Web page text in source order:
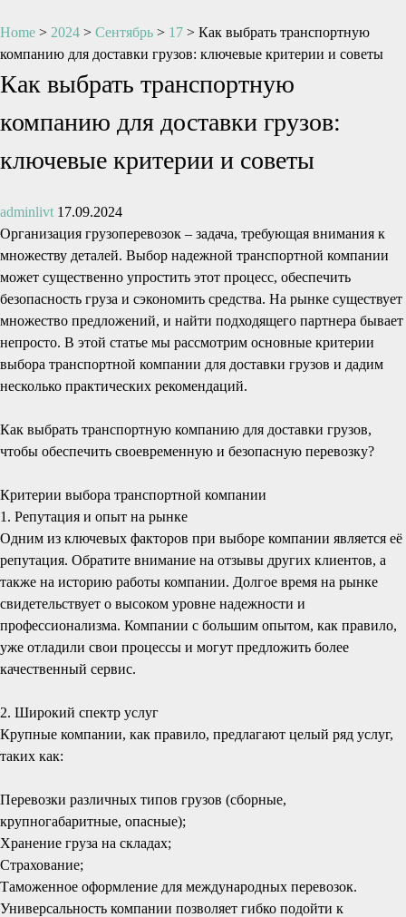
Home > 2024 > Сентябрь > 17 > Как выбрать транспортную
компанию для доставки грузов: ключевые критерии и советы
Как выбрать транспортную
компанию для доставки грузов:
ключевые критерии и советы
adminlivt 17.09.2024
Организация грузоперевозок – задача, требующая внимания к
множеству деталей. Выбор надежной транспортной компании
может существенно упростить этот процесс, обеспечить
безопасность груза и сэкономить средства. На рынке существует
множество предложений, и найти подходящего партнера бывает
непросто. В этой статье мы рассмотрим основные критерии
выбора транспортной компании для доставки грузов и дадим
несколько практических рекомендаций.
Как выбрать транспортную компанию для доставки грузов,
чтобы обеспечить своевременную и безопасную перевозку?
Критерии выбора транспортной компании
1. Репутация и опыт на рынке
Одним из ключевых факторов при выборе компании является её
репутация. Обратите внимание на отзывы других клиентов, а
также на историю работы компании. Долгое время на рынке
свидетельствует о высоком уровне надежности и
профессионализма. Компании с большим опытом, как правило,
уже отладили свои процессы и могут предложить более
качественный сервис.
2. Широкий спектр услуг
Крупные компании, как правило, предлагают целый ряд услуг,
таких как:
Перевозки различных типов грузов (сборные,
крупногабаритные, опасные);
Хранение груза на складах;
Страхование;
Таможенное оформление для международных перевозок.
Универсальность компании позволяет гибко подойти к